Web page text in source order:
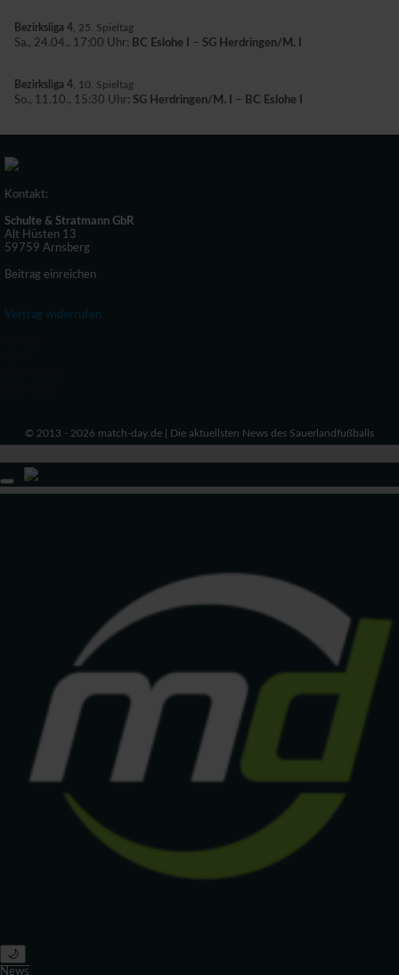
Bezirksliga 4 , 25. Spieltag
Sa., 24.04., 17:00 Uhr: BC Eslohe I – SG Herdringen/M. I
Bezirksliga 4 , 10. Spieltag
So., 11.10., 15:30 Uhr: SG Herdringen/M. I – BC Eslohe I
Kontakt:
Schulte & Stratmann GbR
Alt Hüsten 13
59759 Arnsberg
Beitrag einreichen
Vertrag widerrufen
© 2013 - 2026 match-day.de | Die aktuellsten News des Sauerlandfußballs
🌙
News